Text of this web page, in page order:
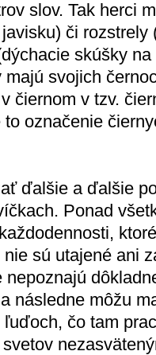
slov. Tak herci
či rozstrely
skúšky
svojich
čiernom v tzv.
označenie
ďalšie a ďalšie
Ponad
sú utajené ani
následne môžu
čo tam